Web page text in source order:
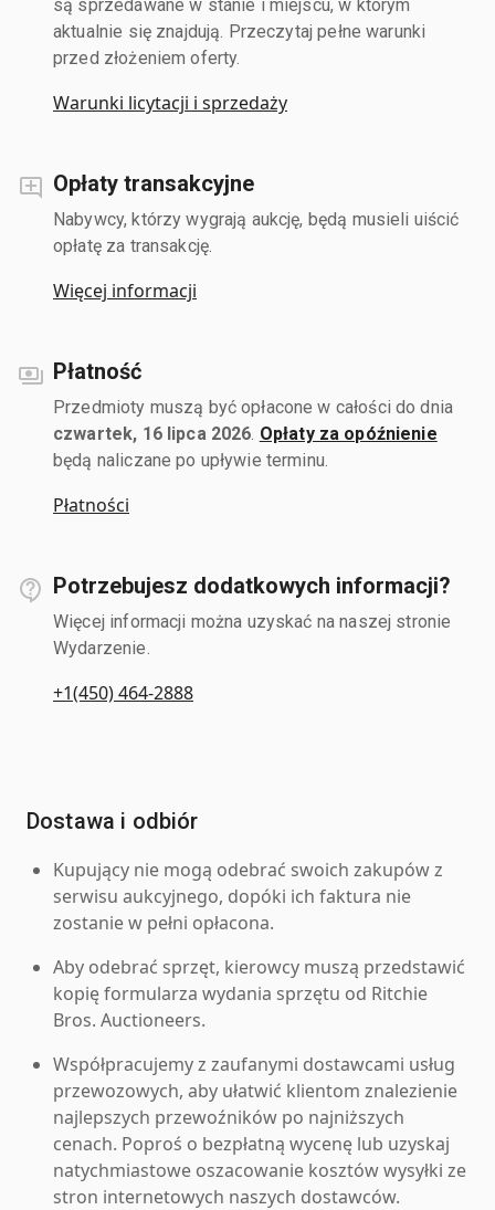
są sprzedawane w stanie i miejscu, w którym
aktualnie się znajdują. Przeczytaj pełne warunki
przed złożeniem oferty.
Warunki licytacji i sprzedaży
Opłaty transakcyjne
Nabywcy, którzy wygrają aukcję, będą musieli uiścić
opłatę za transakcję.
Więcej informacji
Płatność
Przedmioty muszą być opłacone w całości do dnia
czwartek, 16 lipca 2026 Opłaty za opóźnienie
będą naliczane po upływie terminu.
Płatności
Potrzebujesz dodatkowych informacji?
Więcej informacji można uzyskać na naszej stronie
Wydarzenie.
+1(450) 464-2888
Dostawa i odbiór
Kupujący nie mogą odebrać swoich zakupów z
serwisu aukcyjnego, dopóki ich faktura nie
zostanie w pełni opłacona.
Aby odebrać sprzęt, kierowcy muszą przedstawić
kopię formularza wydania sprzętu od Ritchie
Bros. Auctioneers.
Współpracujemy z zaufanymi dostawcami usług
przewozowych, aby ułatwić klientom znalezienie
najlepszych przewoźników po najniższych
cenach. Poproś o bezpłatną wycenę lub uzyskaj
natychmiastowe oszacowanie kosztów wysyłki ze
stron internetowych naszych dostawców.